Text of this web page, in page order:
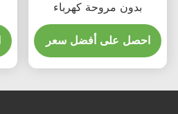
بدون مروحة كهرباء
احصل على أفضل سعر